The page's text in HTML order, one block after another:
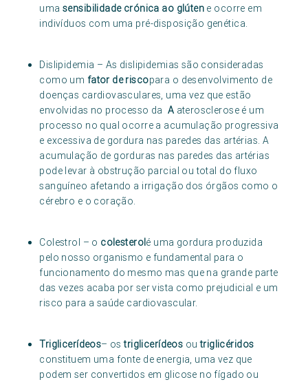
umasensibilidade crónica ao glúten e ocorre em
indivíduos com uma pré-disposição genética.
Dislipidemia – As dislipidemias são consideradas
como um fator de riscopara o desenvolvimento de
doenças cardiovasculares, uma vez que estão
envolvidas no processo da A aterosclerose é um
processo no qual ocorre a acumulação progressiva
e excessiva de gordura nas paredes das artérias. A
acumulação de gorduras nas paredes das artérias
pode levar à obstrução parcial ou total do fluxo
sanguíneo afetando a irrigação dos órgãos como o
cérebro e o coração.
Colestrol – o colesterol é uma gordura produzida
pelo nosso organismo e fundamental para o
funcionamento do mesmo mas que na grande parte
das vezes acaba por ser vista como prejudicial e um
risco para a saúde cardiovascular.
Triglicerídeos– ostriglicerídeos outriglicéridos
constituem uma fonte de energia, uma vez que
podem ser convertidos em glicose no fígado ou